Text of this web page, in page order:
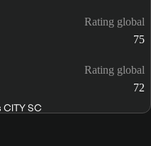
Rating global
75
Rating global
72
CITY SC